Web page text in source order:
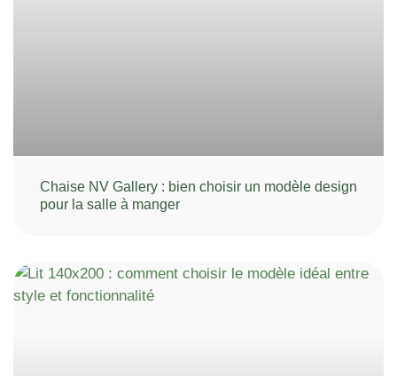
Chaise NV Gallery : bien choisir un modèle design
pour la salle à manger